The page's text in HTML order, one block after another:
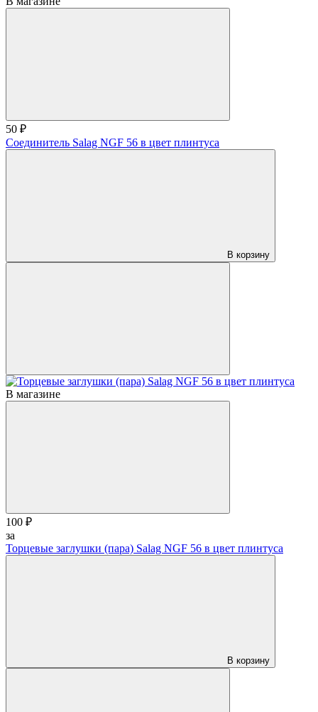
50 ₽
Соединитель Salag NGF 56 в цвет плинтуса
В корзину
В магазине
100 ₽
за
Торцевые заглушки (пара) Salag NGF 56 в цвет плинтуса
В корзину